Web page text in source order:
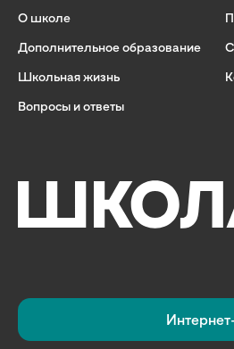
О школе
Дополнительное образование
Школьная жизнь
Вопросы и ответы